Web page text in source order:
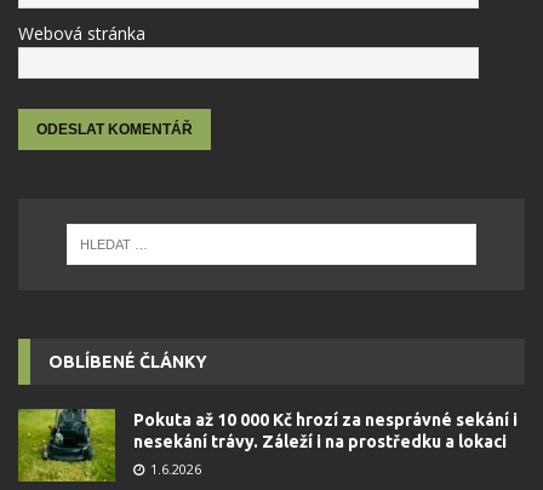
Webová stránka
OBLÍBENÉ ČLÁNKY
Pokuta až 10 000 Kč hrozí za nesprávné sekání i
nesekání trávy. Záleží i na prostředku a lokaci
1.6.2026